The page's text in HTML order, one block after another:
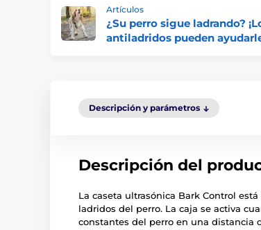
Artículos
¿Su perro sigue ladrando?
antiladridos pueden
Descripción y parámetros
Descripción del
La caseta ultrasónica Bark Control
ladridos del perro. La caja se activa
constantes del perro en una distancia